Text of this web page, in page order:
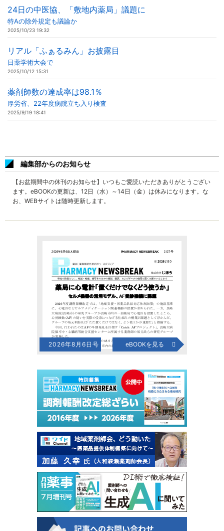
24日の中医協、「敷地内薬局」議題に
特Aの除外規定も議論か
2025/10/23 19:32
リアル「ふぁるみん」お披露目
日薬学術大会で
2025/10/12 15:31
薬剤師数の達成率は98.1％
厚労省、22年度病院立ち入り検査
2025/9/19 18:41
編集部からのお知らせ
【お盆期間中の休刊のお知らせ】いつもご愛読いただきありがとうござい
ます。eBOOKの更新は、12日（水）～14日（金）は休みになります。な
お、WEBサイトは随時更新します。
2026年8月6日号 eBOOKを見る